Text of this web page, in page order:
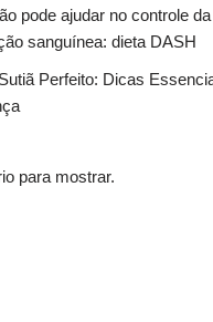
pode ajudar no controle
sanguínea: dieta DASH
Perfeito: Dicas
para mostrar.